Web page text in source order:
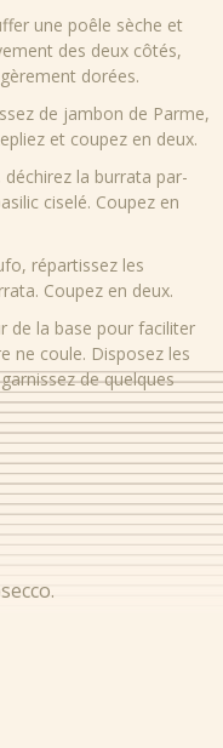
une poêle sèche et
des deux côtés,
dorées.
de jambon de Parme,
et coupez en deux.
la burrata par-
ciselé. Coupez en
répartissez les
Coupez en deux.
de la base pour faciliter
ne coule. Disposez les
de quelques